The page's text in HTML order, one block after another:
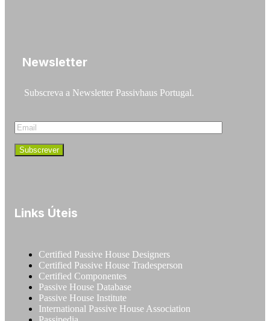
Newsletter
Subscreva a Newsletter Passivhaus Portugal.
Links Úteis
Certified Passive House Designers
Certified Passive House Tradesperson
Certified Componentes
Passive House Database
Passive House Institute
International Passive House Association